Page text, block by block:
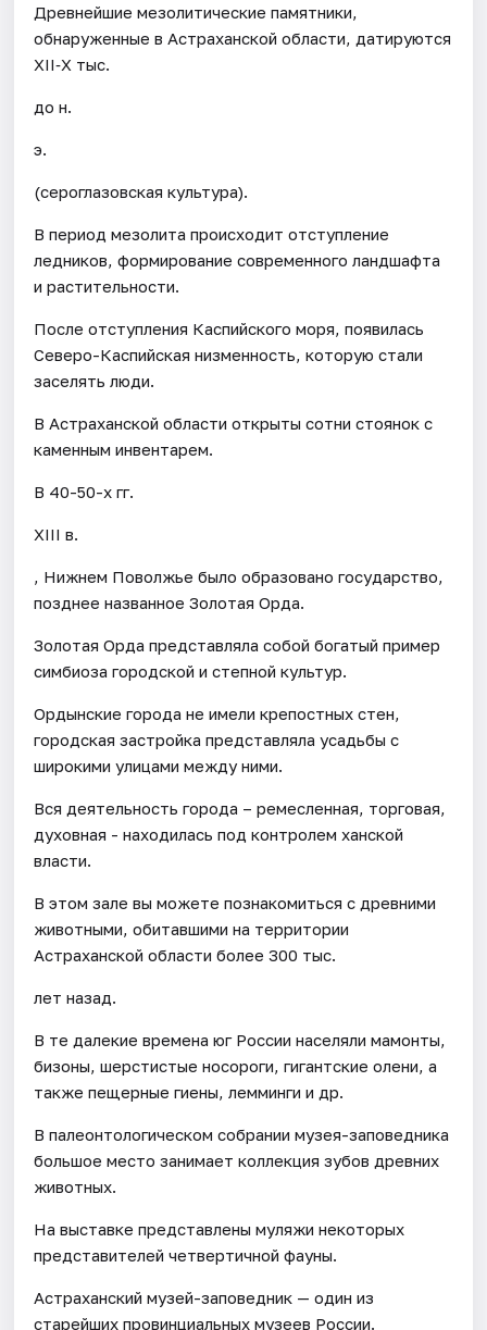
Древнейшие мезолитические памятники,
обнаруженные в Астраханской области, датируются
XII‐X тыс.
до н.
э.
(сероглазовская культура).
В период мезолита происходит отступление
ледников, формирование современного ландшафта
и растительности.
После отступления Каспийского моря, появилась
Северо-Каспийская низменность, которую стали
заселять люди.
В Астраханской области открыты сотни стоянок с
каменным инвентарем.
В 40-50-х гг.
XIII в.
, Нижнем Поволжье было образовано государство,
позднее названное Золотая Орда.
Золотая Орда представляла собой богатый пример
симбиоза городской и степной культур.
Ордынские города не имели крепостных стен,
городская застройка представляла усадьбы с
широкими улицами между ними.
Вся деятельность города – ремесленная, торговая,
духовная - находилась под контролем ханской
власти.
В этом зале вы можете познакомиться с древними
животными, обитавшими на территории
Астраханской области более 300 тыс.
лет назад.
В те далекие времена юг России населяли мамонты,
бизоны, шерстистые носороги, гигантские олени, а
также пещерные гиены, лемминги и др.
В палеонтологическом собрании музея-заповедника
большое место занимает коллекция зубов древних
животных.
На выставке представлены муляжи некоторых
представителей четвертичной фауны.
Астраханский музей-заповедник — один из
старейших провинциальных музеев России.